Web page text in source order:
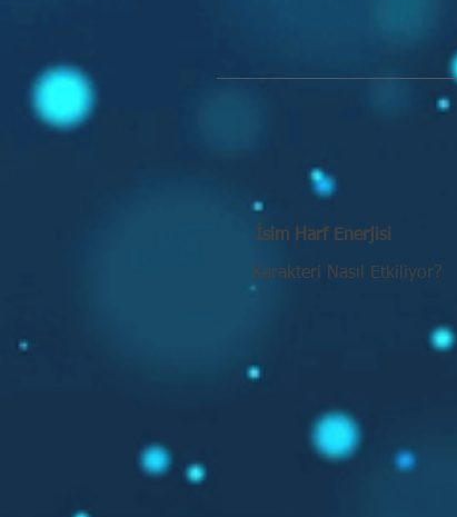
İsim Harf Enerjisi
Karakteri Nasıl Etkiliyor?